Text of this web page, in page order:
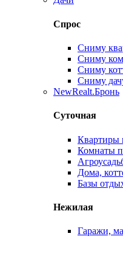
Спрос
Сниму
Сниму
Сниму
Сниму
NewRealt.Бронь
Суточная
Квартиры
Комнаты
Дома,
Базы
Нежилая
Гаражи,